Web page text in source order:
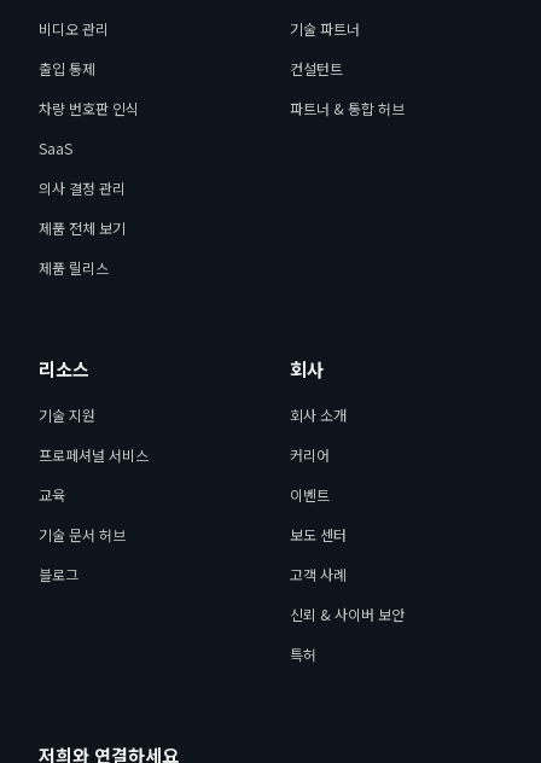
비디오 관리
출입 통제
차량 번호판 인식
SaaS
의사 결정 관리
제품 전체 보기
제품 릴리스
기술 파트너
컨설턴트
파트너 & 통합 허브
리소스
기술 지원
프로페셔널 서비스
교육
기술 문서 허브
블로그
회사
회사 소개
커리어
이벤트
보도 센터
고객 사례
신뢰 & 사이버 보안
특허
저희와 연결하세요